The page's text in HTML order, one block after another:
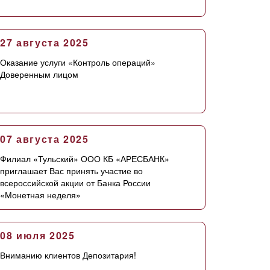
27 августа 2025
Оказание услуги «Контроль операций»
Доверенным лицом
07 августа 2025
Филиал «Тульский» ООО КБ «АРЕСБАНК»
приглашает Вас принять участие во
всероссийской акции от Банка России
«Монетная неделя»
08 июля 2025
Вниманию клиентов Депозитария!